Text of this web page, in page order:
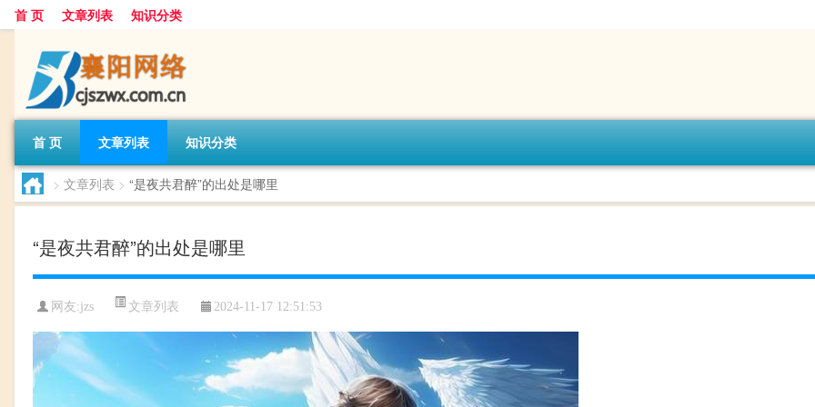
首 页 文章列表 知识分类
首 页 文章列表 知识分类
> 文章列表 > “是夜共君醉”的出处是哪里
“是夜共君醉”的出处是哪里
网友:jzs 文章列表 2024-11-17 12:51:53